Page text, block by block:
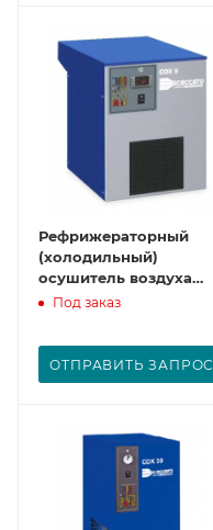
Рефрижераторный
(холодильный)
осушитель воздуха
CDX12
Под заказ
ОТПРАВИТЬ ЗАПРОС